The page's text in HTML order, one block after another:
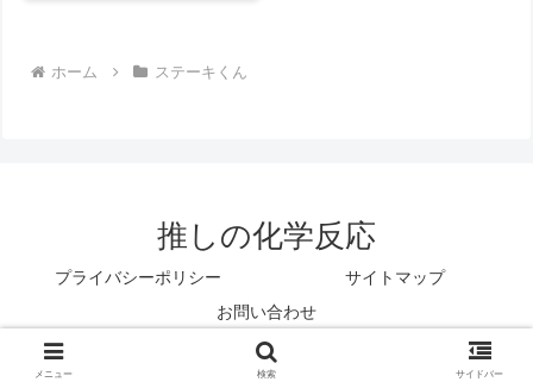
ホーム ステーキくん
推しの化学反応
プライバシーポリシー
サイトマップ
お問い合わせ
© 2025 推しの化学反応.
メニュー 検索 サイドバー